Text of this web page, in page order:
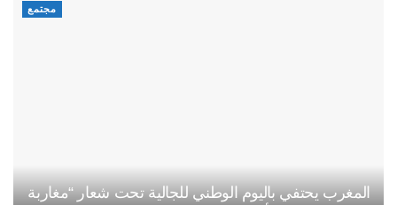
مجتمع
المغرب يحتفي باليوم الوطني للجالية تحت شعار “مغاربة